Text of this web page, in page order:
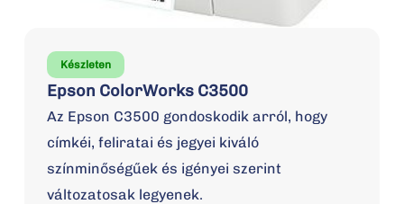
Epson ColorWorks C3500
Készleten
Az Epson C3500 gondoskodik arról, hogy
címkéi, feliratai és jegyei kiváló
színminőségűek és igényei szerint
változatosak legyenek.